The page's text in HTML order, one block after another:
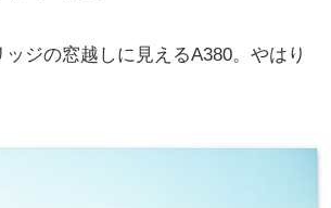
ジの窓越しに見えるA380。やはり